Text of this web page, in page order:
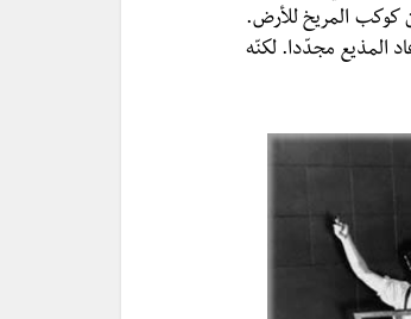
كوكب المريخ للأرض.
المذيع مجدّدا. لكنّه